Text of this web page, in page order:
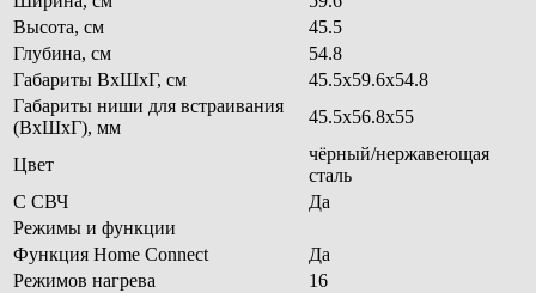
Высота, см
45.5
Глубина, см
54.8
Габариты ВхШхГ, см
45.5x59.6x54.8
Габариты ниши для встраивания
(ВxШxГ), мм
45.5x56.8x55
Цвет
чёрный/нержавеющая
сталь
С СВЧ
Да
Режимы и функции
Функция Home Connect
Да
Режимов нагрева
16